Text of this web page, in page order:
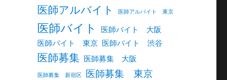
医師アルバイト 医師アルバイト 東京
医師バイト
医師バイト 大阪
医師バイト 東京 医師バイト 渋谷
医師募集 医師募集 大阪
医師募集 新宿区 医師募集 東京